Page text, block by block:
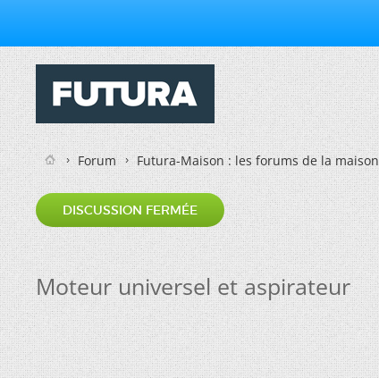
Forum Futura-Maison : les forums de la maison
DISCUSSION FERMÉE
Moteur universel et aspirateur